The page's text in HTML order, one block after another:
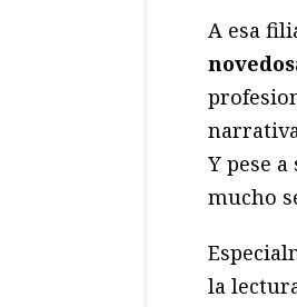
A esa
Y pese
mucho
la